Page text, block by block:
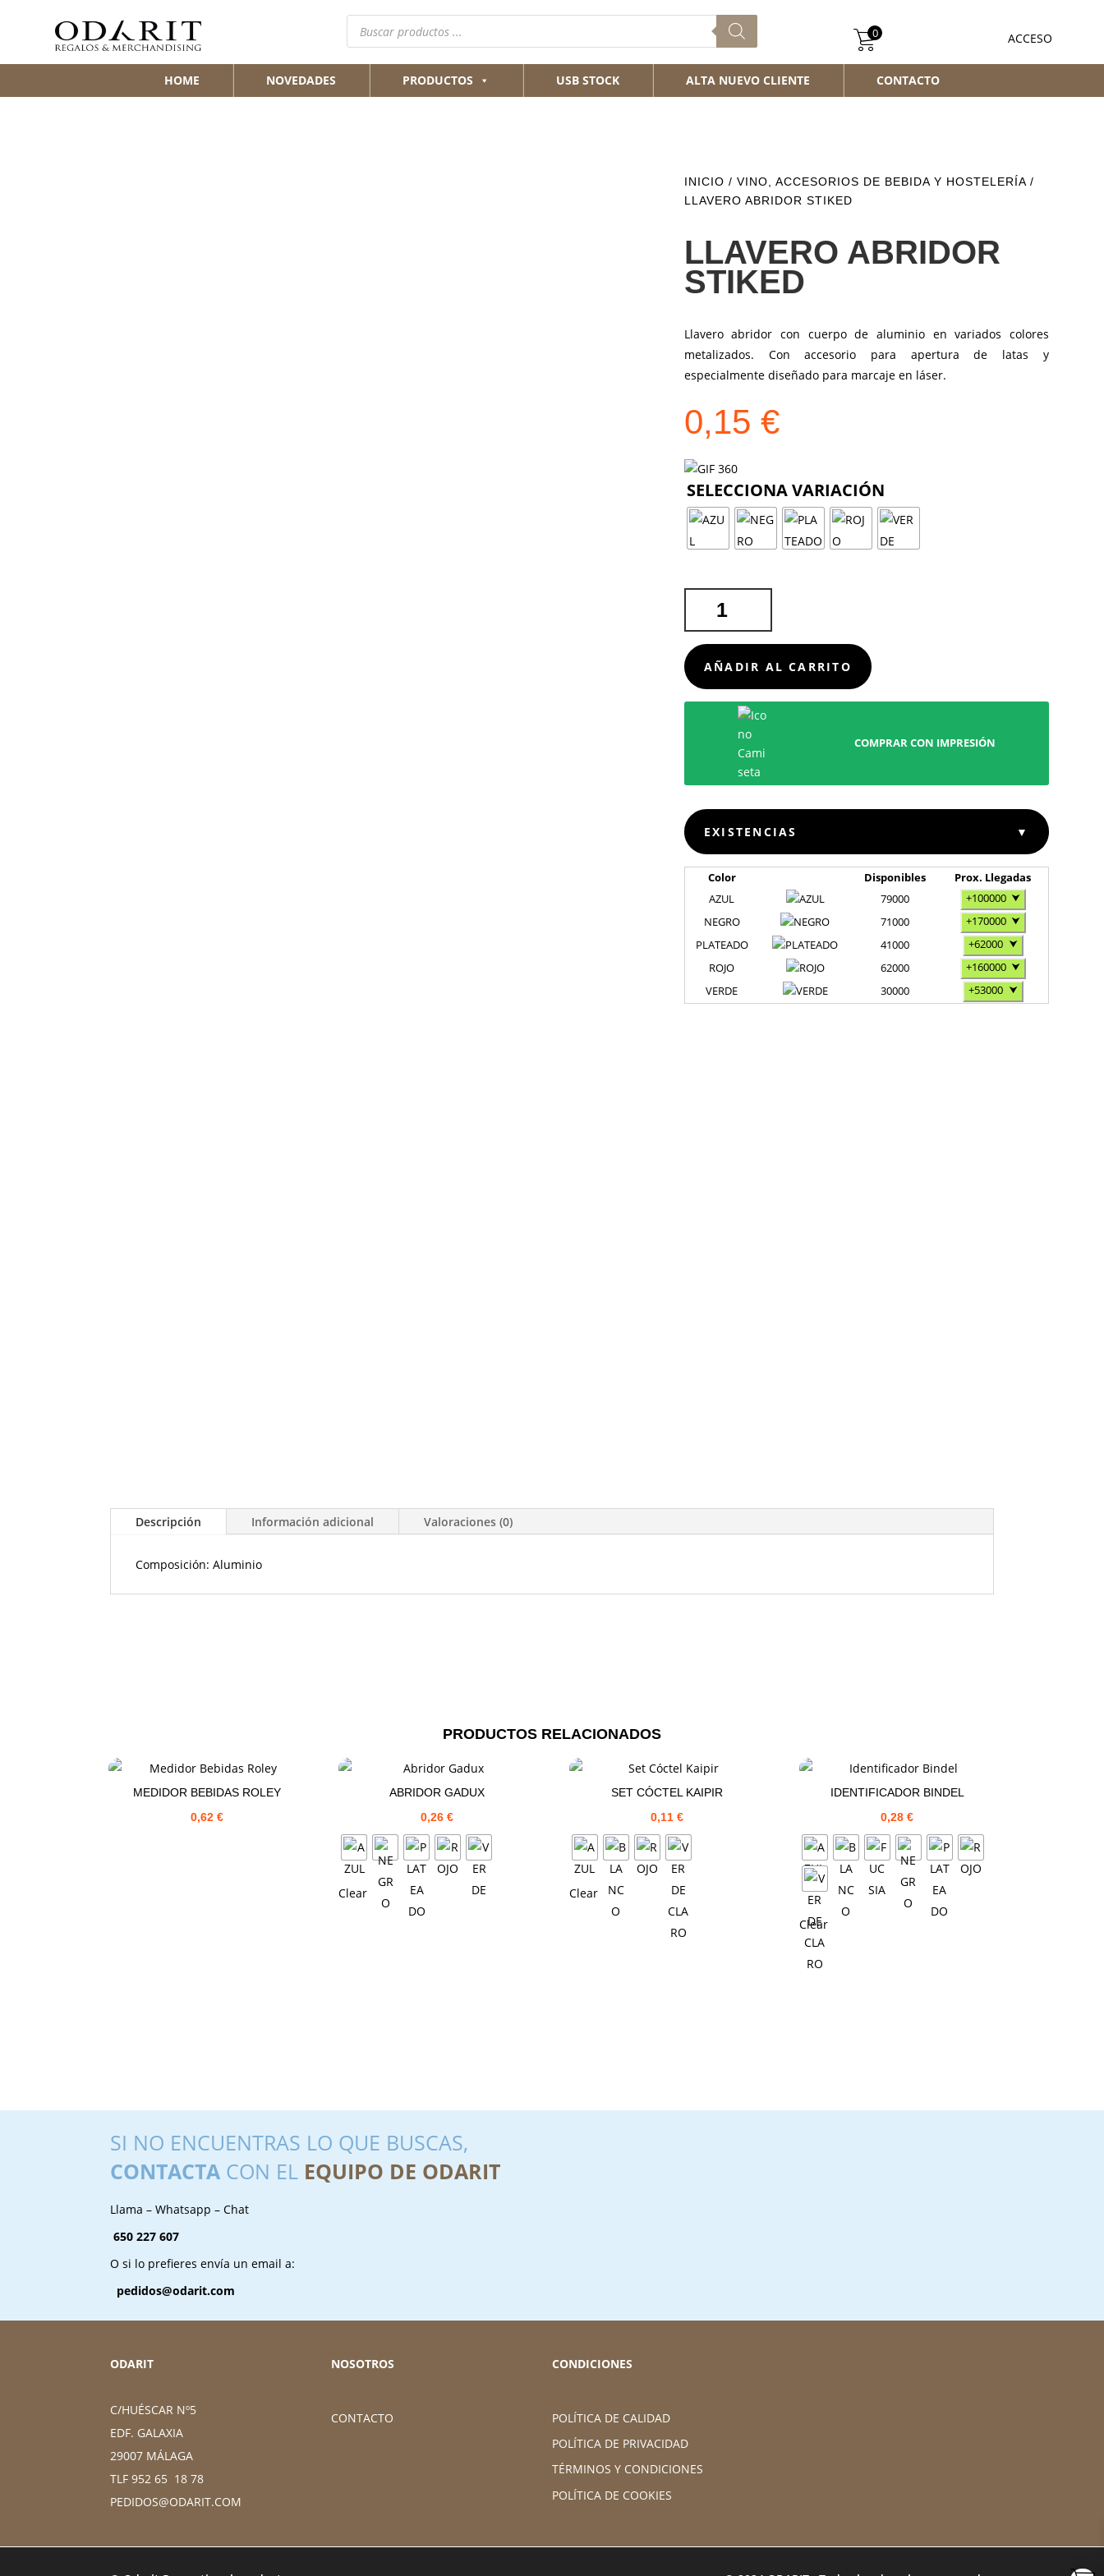
Búsqueda
productos ACCESO
0
HOME NOVEDADES PRODUCTOS USB STOCK ALTA NUEVO CLIENTE CONTACTO
INICIO / VINO, ACCESORIOS DE BEBIDA Y HOSTELERÍA/
LLAVERO ABRIDOR STIKED
LLAVERO ABRIDOR
STIKED
Llavero abridor con cuerpo de aluminio en variados colores
metalizados. Con accesorio para apertura de latas y
especialmente diseñado para marcaje en láser.
0,15 €
ABRIDOR
STIKED
CANTIDAD
AÑADIR AL CARRITO
COMPRAR CON IMPRESIÓN
EXISTENCIAS ▼
Color Disponibles
Prox. Llegadas
AZUL
79000 +100000 ⮟
NEGRO
71000 +170000 ⮟
PLATEADO
41000 +62000 ⮟
ROJO
62000 +160000 ⮟
VERDE
30000 +53000 ⮟
Descripción Información adicional Valoraciones (0)
Composición: Aluminio
PRODUCTOS RELACIONADOS
MEDIDOR BEBIDAS ROLEY
0,62 €
ABRIDOR GADUX
0,26 €
Clear
SET CÓCTEL KAIPIR
0,11€
Clear
IDENTIFICADOR BINDEL
0,28€
Clear
SI NO ENCUENTRAS LO QUE BUSCAS,
CONTACTA CON EL EQUIPO DE ODARIT
Llama – Whatsapp – Chat
650 227 607
O si lo prefieres envía un email a:
pedidos@odarit.com
ODARIT
C/HUÉSCAR Nº5
EDF. GALAXIA
29007 MÁLAGA
TLF 952 65 18 78
PEDIDOS@ODARIT.COM
NOSOTROS
CONTACTO
CONDICIONES
POLÍTICA DE CALIDAD
POLÍTICA DE PRIVACIDAD
TÉRMINOS Y CONDICIONES
POLÍTICA DE COOKIES